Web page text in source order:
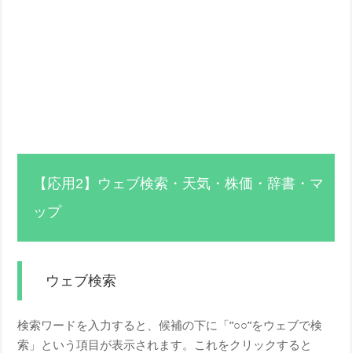
【応用2】ウェブ検索・天気・株価・辞書・マ
ップ
ウェブ検索
検索ワードを入力すると、候補の下に「”○○”をウェブで検
索」という項目が表示されます。これをクリックすると